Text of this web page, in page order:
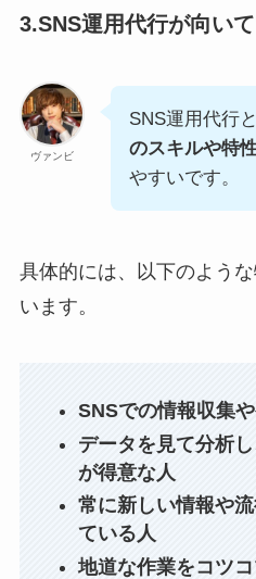
3.SNS運用代行が向い
ヴァンビ
SNS運用代行
のスキルや特
やすいです。
具体的には、以下のよう
います。
SNSでの情報収集
データを見て分析
が得意な人
常に新しい情報や
ている人
地道な作業をコツ